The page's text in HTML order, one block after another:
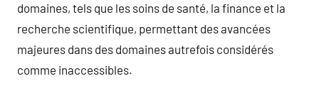
domaines, tels que les soins de santé, la finance et la
recherche scientifique, permettant des avancées
majeures dans des domaines autrefois considérés
comme inaccessibles.